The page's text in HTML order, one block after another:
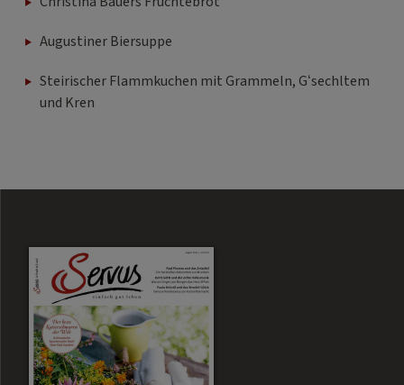
Augustiner Biersuppe
Steirischer Flammkuchen mit Grammeln, G‘sechltem
und Kren